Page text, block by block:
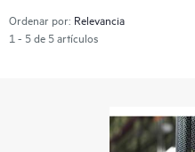
Ordenar por:
1 - 5 de 5 artículos